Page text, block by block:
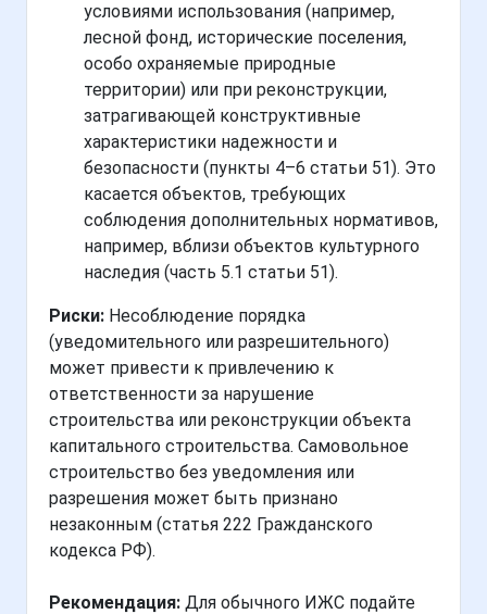
условиями использования (например,
лесной фонд, исторические поселения,
особо охраняемые природные
территории) или при реконструкции,
затрагивающей конструктивные
характеристики надежности и
безопасности (пункты 4–6 статьи 51). Это
касается объектов, требующих
соблюдения дополнительных нормативов,
например, вблизи объектов культурного
наследия (часть 5.1 статьи 51).
Риски: Несоблюдение порядка
(уведомительного или разрешительного)
может привести к привлечению к
ответственности за нарушение
строительства или реконструкции объекта
капитального строительства. Самовольное
строительство без уведомления или
разрешения может быть признано
незаконным (статья 222 Гражданского
кодекса РФ).
Рекомендация: Для обычного ИЖС подайте